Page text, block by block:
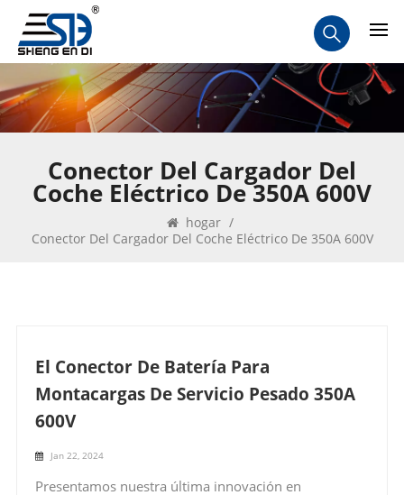
Conector Del Cargador Del
Coche Eléctrico De 350A 600V
hogar /
Conector Del Cargador Del Coche Eléctrico De 350A 600V
El Conector De Batería Para
Montacargas De Servicio Pesado 350A
600V
Jan 22, 2024
Presentamos nuestra última innovación en